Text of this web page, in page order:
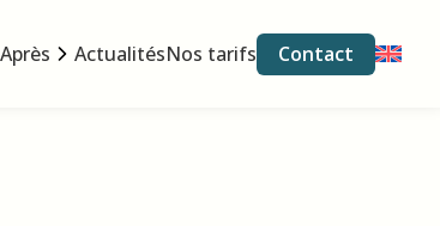
ActualitésNos tarifs Contact